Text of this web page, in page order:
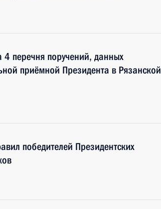
4 перечня поручений, данных
приёмной Президента в Рязанской
победителей Президентских